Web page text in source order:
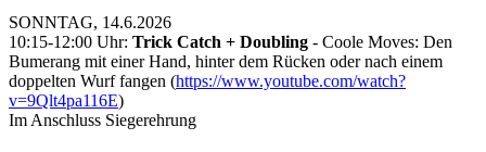
SONNTAG, 14.6.2026
10:15-12:00 Uhr: Trick Catch + Doubling - Coole Moves: Den
Bumerang mit einer Hand, hinter dem Rücken oder nach einem
doppelten Wurf fangen (https://www.youtube.com/watch?
v=9Qlt4pa116E)
Im Anschluss Siegerehrung